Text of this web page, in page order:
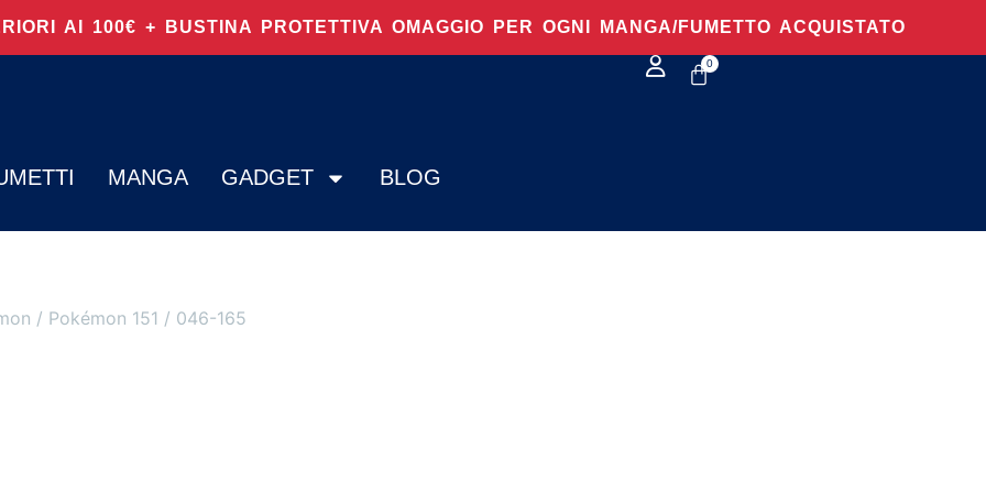
AI 100€ + BUSTINA PROTETTIVA OMAGGIO PER OGNI MANGA/FUMETTO ACQUISTATO
0
MANGA GADGET BLOG
/ Pokémon 151 / 046-165